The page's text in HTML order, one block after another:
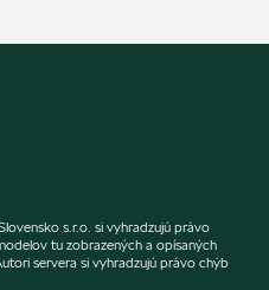
s.r.o. si vyhradzujú právo
tu zobrazených a opísaných
servera si vyhradzujú právo chýb